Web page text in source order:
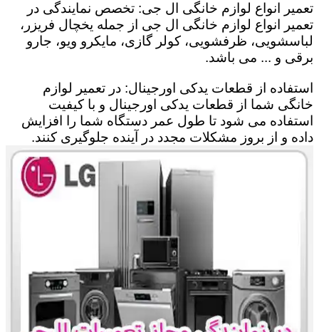
تعمیر انواع لوازم خانگی ال جی: تخصص نمایندگی در
تعمیر انواع لوازم خانگی ال جی از جمله یخچال فریزر،
لباسشویی، ظرفشویی، کولر گازی، مایکرو ویو، جارو
برقی و ... می باشد.
استفاده از قطعات یدکی اورجینال: در تعمیر لوازم
خانگی شما از قطعات یدکی اورجینال و با کیفیت
استفاده می شود تا طول عمر دستگاه شما را افزایش
داده و از بروز مشکلات مجدد در آینده جلوگیری کنند.